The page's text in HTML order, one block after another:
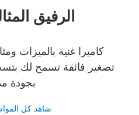
الرفيق
كاميرا غنية بالميزات
تصغير فائقة تسمح لك
بجودة
شاهد كل